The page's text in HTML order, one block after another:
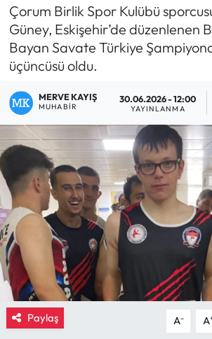
Çorum Birlik Spor Kulübü
Güney, Eskişehir’de düzenlenen
Bayan Savate Türkiye
üçüncüsü oldu.
MERVE KAYIŞ
MUHABIR
30.06.2026 - 12:00
YAYINLANMA
Paylaş A- A
Boğazkale Haberleri
Çorum Haberleri
Eğitim
Ekonomi
Güncel
İskilip Haberleri
Kargı Haberleri
Kimdir?
TFF 1.Lig Puan Durumu ve
Tüm Manşetler